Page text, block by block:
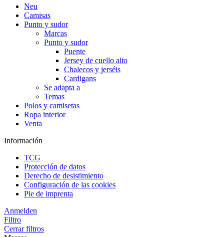
Neu
Camisas
Punto y sudor
Marcas
Punto y sudor
Puente
Jersey de cuello alto
Chalecos y jerséis
Cardigans
Se adapta a
Temas
Polos y camisetas
Ropa interior
Venta
Información
TCG
Protección de datos
Derecho de desistimiento
Configuración de las cookies
Pie de imprenta
Anmelden
Filtro
Cerrar filtros